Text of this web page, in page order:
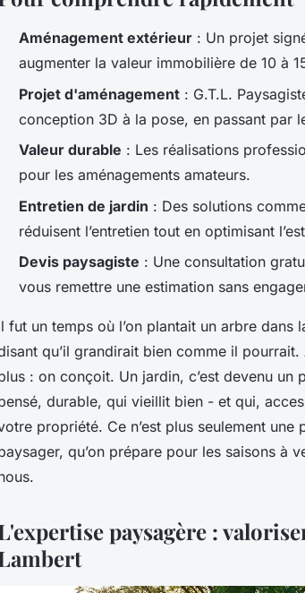
Aménagement extérieur : Un projet
augmenter la valeur immobilière de 10 à
Projet d'aménagement : G.T.L.
conception 3D à la pose, en passant par
Valeur durable : Les réalisations
pour les aménagements amateurs.
Entretien de jardin : Des solutions
réduisent l’entretien tout en optimisant
Devis paysagiste : Une consultation
vous remettre une estimation sans
fut un temps où l’on plantait un arbre
qu’il grandirait bien comme il
: on conçoit. Un jardin, c’est devenu
durable, qui vieillit bien - et qui,
propriété. Ce n’est plus seulement
qu’on prépare pour les saisons à
paysagère :